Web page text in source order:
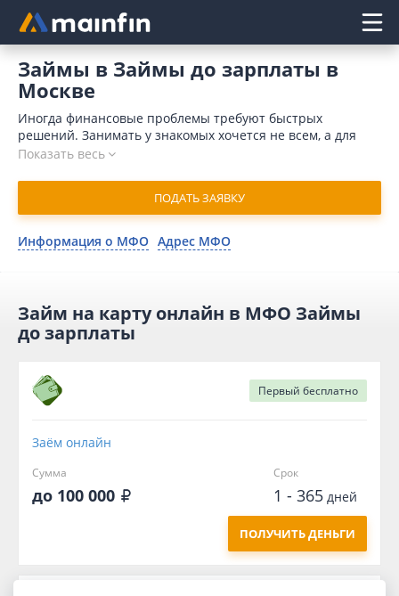
Главное меню
Займы в Займы до зарплаты в
Москве
Иногда финансовые проблемы требуют быстрых
решений. Занимать у знакомых хочется не всем, а для
обращения в банк требуется время и значительный
может послужить отрицательная кредитная история.
Отличным решением является микрокредит в Займы до
зарплаты онлайн в Москве. В 2026 году для отправки
заявки потребуется немного времени. Микрофинансовая
организация присылает одобрение в течение 15 минут и
Показать весь
ПОДАТЬ ЗАЯВКУ
Информация о МФО Адрес МФО
Займ на карту онлайн в МФО Займы
до зарплаты
Первый бесплатно
Заём онлайн
Сумма
до 100 000
Срок
1 - 365дней
ПОЛУЧИТЬ ДЕНЬГИ